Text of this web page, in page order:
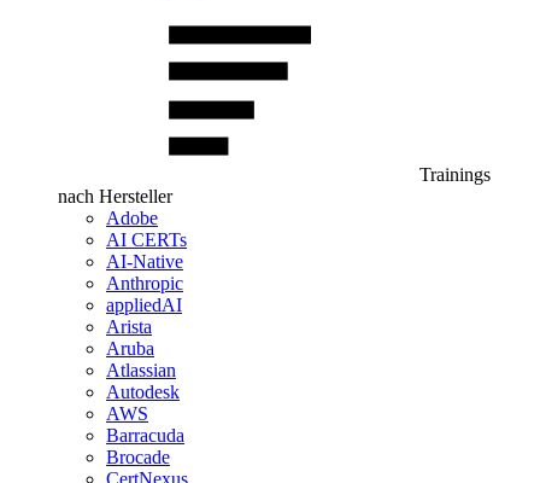
Trainings
nach Hersteller
Adobe
AI CERTs
AI-Native
Anthropic
appliedAI
Arista
Aruba
Atlassian
Autodesk
AWS
Barracuda
Brocade
CertNexus